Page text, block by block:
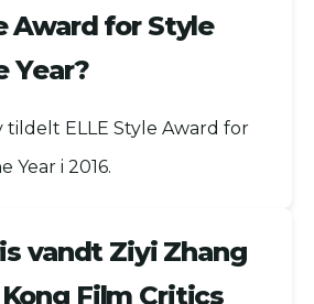
Award for Style
Year?
tildelt ELLE Style Award for
Year i 2016.
vandt Ziyi Zhang
Film Critics